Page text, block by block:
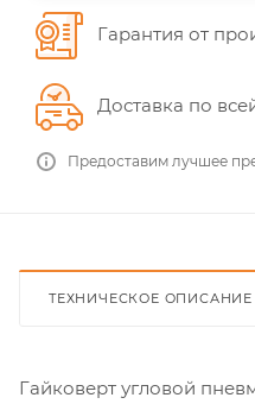
Гарантия от
Доставка по
Предоставим лучшее
ТЕХНИЧЕСКОЕ ОПИСАНИЕ
Гайковерт угловой